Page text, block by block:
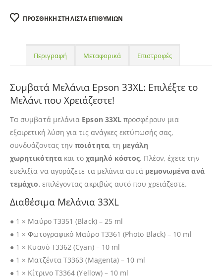
ΠΡΟΣΘΉΚΗ ΣΤΗ ΛΊΣΤΑ ΕΠΙΘΥΜΙΏΝ
Περιγραφή Μεταφορικά Επιστροφές
Συμβατά Μελάνια Epson 33XL: Επιλέξτε το
Μελάνι που Χρειάζεστε!
Τα συμβατά μελάνια Epson 33XL προσφέρουν μια
εξαιρετική λύση για τις ανάγκες εκτύπωσής σας,
συνδυάζοντας τηνποιότητα, τη μεγάλη
χωρητικότητακαι τοχαμηλό κόστος. Πλέον, έχετε την
ευελιξία να αγοράζετε τα μελάνια αυτά μεμονωμένα ανά
τεμάχιο, επιλέγοντας ακριβώς αυτό που χρειάζεστε.
Διαθέσιμα Μελάνια 33XL
● 1 × Μαύρο T3351 (Black) – 25 ml
● 1 × Φωτογραφικό Μαύρο T3361 (Photo Black) – 10 ml
● 1 × Κυανό T3362 (Cyan) – 10 ml
● 1 × Ματζέντα T3363 (Magenta) – 10 ml
● 1 × Κίτρινο T3364 (Yellow) – 10 ml